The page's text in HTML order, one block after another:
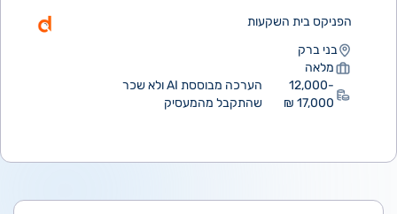
הפניקס בית השקעות
בני ברק
מלאה
12,000-
17,000 ₪
הערכה מבוססת AI ולא שכר
שהתקבל מהמעסיק